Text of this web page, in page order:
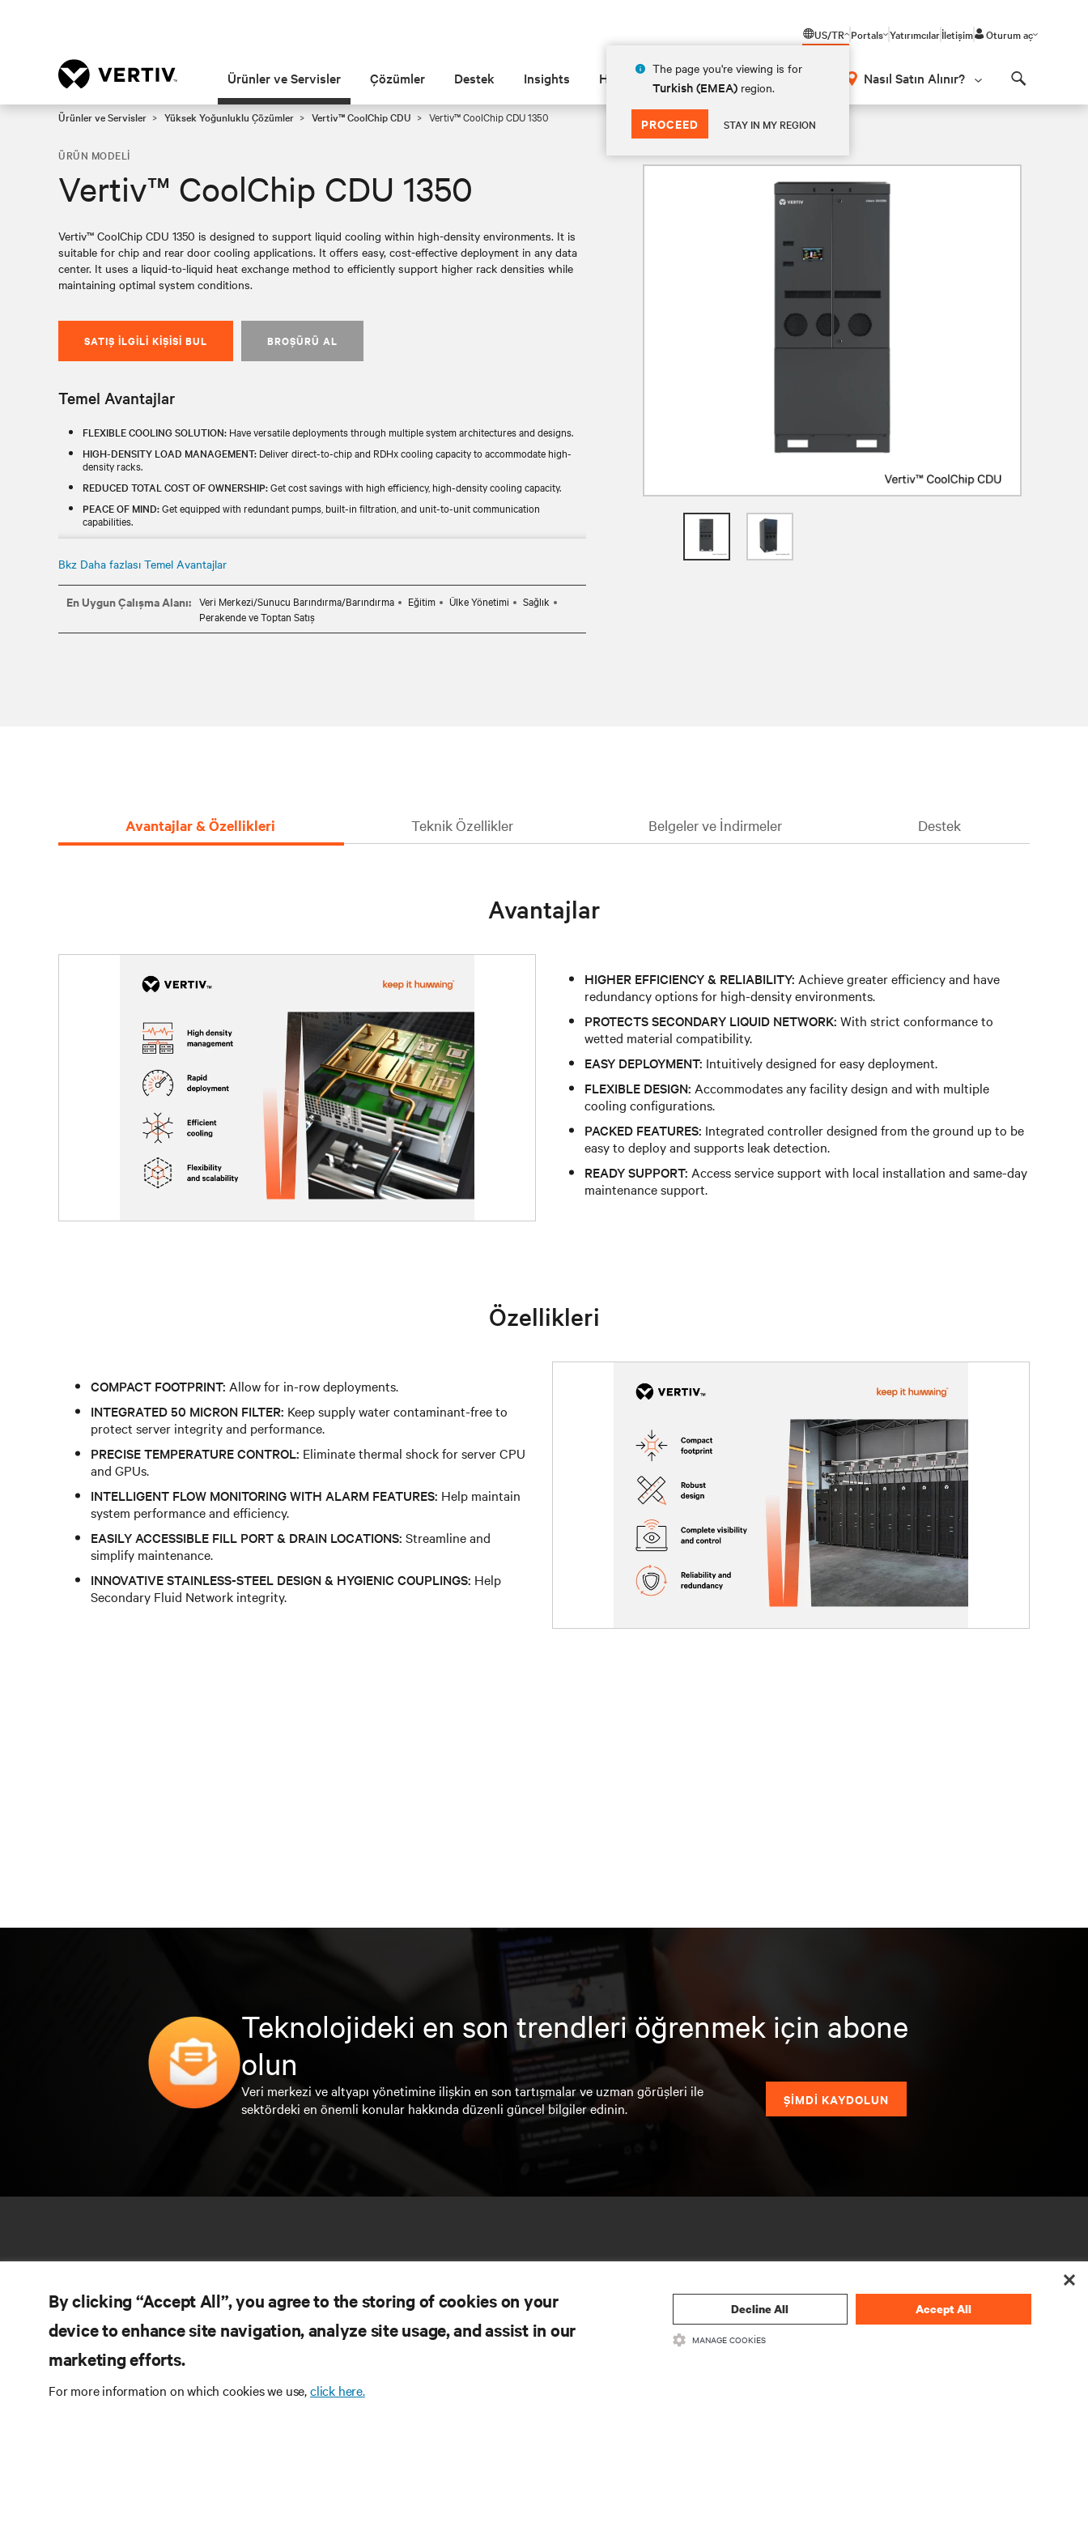
US/TR
The page you're viewing is for
Turkish (EMEA) region.
PROCEED STAY IN MY REGION
Portals Yatırımcılarİletişim Oturum aç
Ürünler ve Servisler Çözümler Destek Insights Hakkında Nasıl Satın Alınır?
Ürünler ve Servisler Yüksek Yoğunluklu Çözümler Vertiv™ CoolChip CDU Vertiv™ CoolChip CDU 1350
ÜRÜN MODELI
Vertiv™ CoolChip CDU 1350
Vertiv™ CoolChip CDU 1350 is designed to support liquid cooling within high-density environments. It is
suitable for chip and rear door cooling applications. It offers easy, cost-effective deployment in any data
center. It uses a liquid-to-liquid heat exchange method to efficiently support higher rack densities while
maintaining optimal system conditions.
SATIŞ İLGILI KIŞISI BUL BROŞÜRÜ AL
Temel Avantajlar
FLEXIBLE COOLING SOLUTION: Have versatile deployments through multiple system architectures and designs.
HIGH-DENSITY LOAD MANAGEMENT: Deliver direct-to-chip and RDHx cooling capacity to accommodate high-
density racks.
REDUCED TOTAL COST OF OWNERSHIP:Get cost savings with high efficiency, high-density cooling capacity.
PEACE OF MIND:Get equipped with redundant pumps, built-in filtration, and unit-to-unit communication
capabilities.
Bkz Daha fazlası Temel Avantajlar
En Uygun Çalışma Alanı: Veri Merkezi/Sunucu Barındırma/Barındırma Eğitim Ülke Yönetimi
Sağlık
Perakende ve Toptan Satış
Avantajlar & Özellikleri Teknik Özellikler Belgeler ve İndirmeler Destek
Avantajlar
HIGHER EFFICIENCY & RELIABILITY: Achieve greater efficiency and have
redundancy options for high-density environments.
PROTECTS SECONDARY LIQUID NETWORK: With strict conformance to
wetted material compatibility.
EASY DEPLOYMENT: Intuitively designed for easy deployment.
FLEXIBLE DESIGN: Accommodates any facility design and with multiple
cooling configurations.
PACKED FEATURES: Integrated controller designed from the ground up to be
easy to deploy and supports leak detection.
READY SUPPORT: Access service support with local installation and same-day
maintenance support.
Özellikleri
COMPACT FOOTPRINT: Allow for in-row deployments.
INTEGRATED 50 MICRON FILTER: Keep supply water contaminant-free to
protect server integrity and performance.
PRECISE TEMPERATURE CONTROL: Eliminate thermal shock for server CPU
and GPUs.
INTELLIGENT FLOW MONITORING WITH ALARM FEATURES: Help maintain
system performance and efficiency.
EASILY ACCESSIBLE FILL PORT & DRAIN LOCATIONS: Streamline and
simplify maintenance.
INNOVATIVE STAINLESS-STEEL DESIGN & HYGIENIC COUPLINGS: Help
Secondary Fluid Network integrity.
Teknolojideki en son trendleri öğrenmek için abone
olun
Veri merkezi ve altyapı yönetimine ilişkin en son tartışmalar ve uzman görüşleri ile
sektördeki en önemli konular hakkında düzenli güncel bilgiler edinin.
ŞİMDİ KAYDOLUN
Ürün Dokümantasyonu
By clicking “Accept All”, you agree to the storing of cookies on your
device to enhance site navigation, analyze site usage, and assist in our
marketing efforts.
For more information on which cookies we use,click here.
Decline All Accept All
MANAGE COOKIES